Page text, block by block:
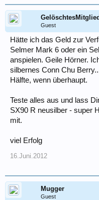
Guest
Hätte ich das Geld zur
Selmer Mark 6 oder ein
anspielen. Geile Hörner.
silbernes Conn Chu
Hälfte, wenn überhaupt.
Teste alles aus und lass
SX90 R neusilber - super
mit.
viel Erfolg
16.Juni.2012
Mugger
Guest